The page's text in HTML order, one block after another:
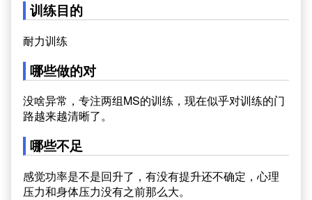
训练目的
耐力训练
哪些做的对
没啥异常，专注两组MS的训练，现在似乎对训练的门
路越来越清晰了。
哪些不足
感觉功率是不是回升了，有没有提升还不确定，心理
压力和身体压力没有之前那么大。